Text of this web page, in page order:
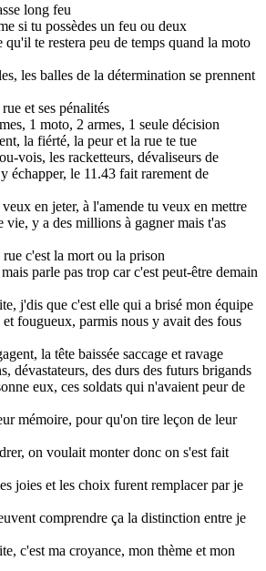
long feu
si tu possèdes un feu ou deux
qu'il te restera peu de temps quand la moto
les balles de la détermination se prennent
et ses pénalités
1 moto, 2 armes, 1 seule décision
la fiérté, la peur et la rue te tue
vois, les racketteurs, dévaliseurs de
échapper, le 11.43 fait rarement de
en jeter, à l'amende tu veux en mettre
vie, y a des millions à gagner mais t'as
c'est la mort ou la prison
parle pas trop car c'est peut-être demain
j'dis que c'est elle qui a brisé mon équipe
fougueux, parmis nous y avait des fous
la tête baissée saccage et ravage
dévastateurs, des durs des futurs brigands
eux, ces soldats qui n'avaient peur de
mémoire, pour qu'on tire leçon de leur
on voulait monter donc on s'est fait
joies et les choix furent remplacer par je
comprendre ça la distinction entre je
c'est ma croyance, mon thème et mon